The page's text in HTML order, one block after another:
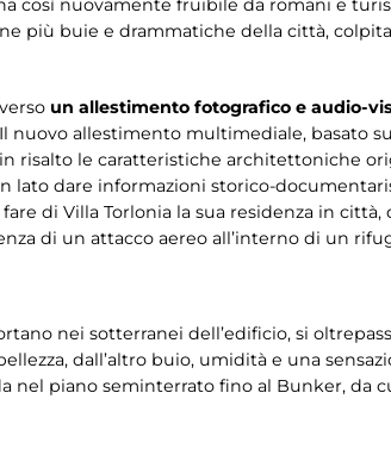
così nuovamente fruibile da romani e
più buie e drammatiche della città,
un allestimento fotografico e audio-
nuovo allestimento multimediale, basato
risalto le caratteristiche architettoniche
lato dare informazioni storico-
di Villa Torlonia la sua residenza in città,
di un attacco aereo all’interno di un
nei sotterranei dell’edificio, si
dall’altro buio, umidità e una
nel piano seminterrato fino al Bunker, da